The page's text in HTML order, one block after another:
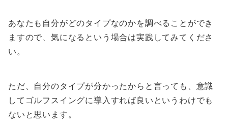
あなたも自分がどのタイプなのかを調べることができ
ますので、気になるという場合は実践してみてくださ
い。
ただ、自分のタイプが分かったからと言っても、意識
してゴルフスイングに導入すれば良いというわけでも
ないと思います。